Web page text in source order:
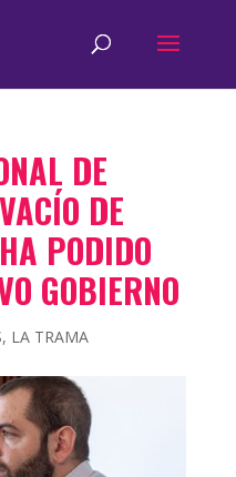
DE
DE
PODIDO
GOBIERNO
, LA TRAMA